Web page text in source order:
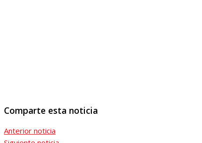
Comparte esta noticia
Anterior noticia